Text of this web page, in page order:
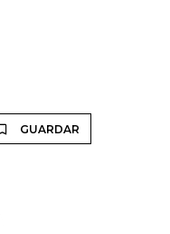
GUARDAR